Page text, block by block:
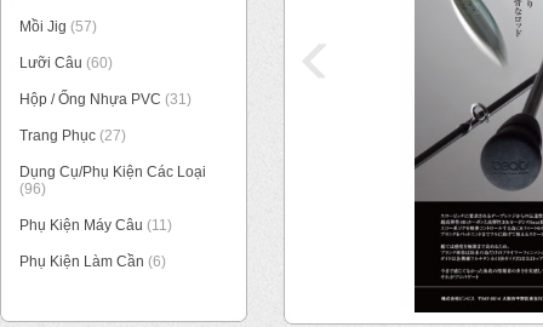
Mồi Jig (57)
Lưỡi Câu (60)
Hộp / Ống Nhựa PVC (31)
Trang Phục (27)
Dụng Cụ/Phụ Kiện Các Loại
(96)
Phụ Kiện Máy Câu (11)
Phụ Kiện Làm Cần (6)